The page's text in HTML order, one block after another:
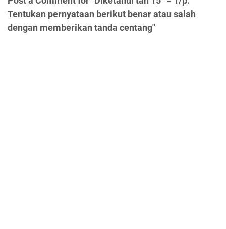
Tentukan pernyataan berikut benar atau salah
dengan memberikan tanda centang"